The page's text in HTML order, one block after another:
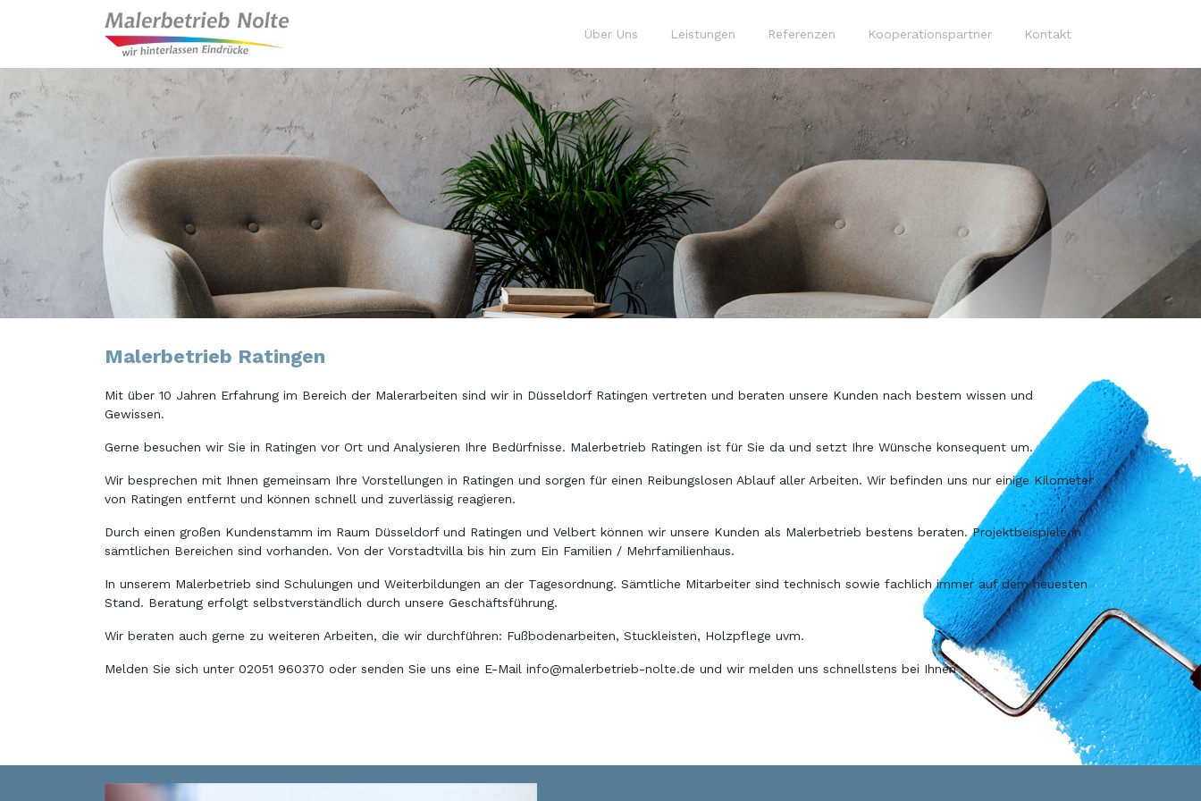
Über Uns Leistungen Referenzen Kooperationspartner Kontakt
Malerbetrieb Ratingen
Mit über 10 Jahren Erfahrung im Bereich der Malerarbeiten sind wir in Düsseldorf Ratingen vertreten und beraten unsere Kunden nach bestem wissen und
Gewissen.
Gerne besuchen wir Sie in Ratingen vor Ort und Analysieren Ihre Bedürfnisse. Malerbetrieb Ratingen ist für Sie da und setzt Ihre Wünsche konsequent um.
Wir besprechen mit Ihnen gemeinsam Ihre Vorstellungen in Ratingen und sorgen für einen Reibungslosen Ablauf aller Arbeiten. Wir befinden uns nur einige Kilometer
von Ratingen entfernt und können schnell und zuverlässig reagieren.
Durch einen großen Kundenstamm im Raum Düsseldorf und Ratingen und Velbert können wir unsere Kunden als Malerbetrieb bestens beraten. Projektbeispiele in
sämtlichen Bereichen sind vorhanden. Von der Vorstadtvilla bis hin zum Ein Familien / Mehrfamilienhaus.
In unserem Malerbetrieb sind Schulungen und Weiterbildungen an der Tagesordnung. Sämtliche Mitarbeiter sind technisch sowie fachlich immer auf dem neuesten
Stand. Beratung erfolgt selbstverständlich durch unsere Geschäftsführung.
Wir beraten auch gerne zu weiteren Arbeiten, die wir durchführen: Fußbodenarbeiten, Stuckleisten, Holzpflege uvm.
Melden Sie sich unter 02051 960370 oder senden Sie uns eine E-Mail info@malerbetrieb-nolte.de und wir melden uns schnellstens bei Ihnen